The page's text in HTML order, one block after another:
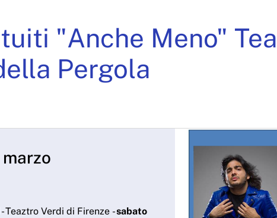
"Anche Meno"
Pergola
Teaztro Verdi di Firenze -sabato